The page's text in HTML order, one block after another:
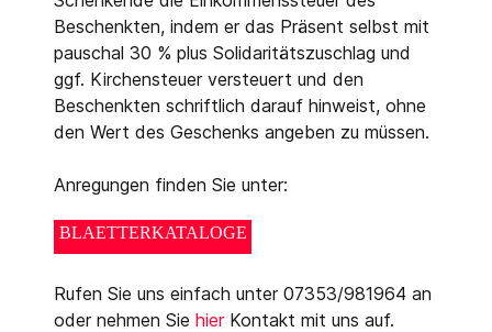
Beschenkten, indem er das Präsent selbst mit
pauschal 30 % plus Solidaritätszuschlag und
ggf. Kirchensteuer versteuert und den
Beschenkten schriftlich darauf hinweist, ohne
den Wert des Geschenks angeben zu müssen.
Anregungen finden Sie unter:
BLAETTERKATALOGE
Rufen Sie uns einfach unter 07353/981964 an
oder nehmen Sie hier Kontakt mit uns auf.